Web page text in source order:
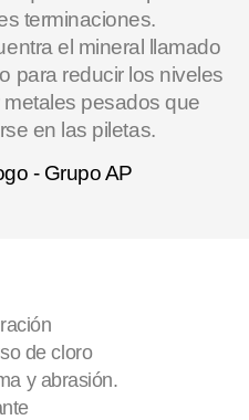
terminaciones.
el mineral llamado
para reducir los niveles
pesados que
en las piletas.
de cloro
y abrasión.